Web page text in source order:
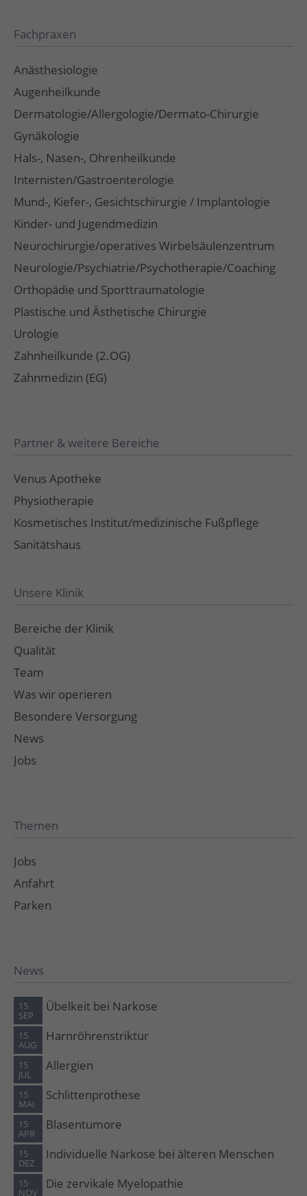
Fachpraxen
Anästhesiologie
Augenheilkunde
Dermatologie/Allergologie/Dermato-Chirurgie
Gynäkologie
Hals-, Nasen-, Ohrenheilkunde
Internisten/Gastroenterologie
Mund-, Kiefer-, Gesichtschirurgie / Implantologie
Kinder- und Jugendmedizin
Neurochirurgie/operatives Wirbelsäulenzentrum
Neurologie/Psychiatrie/Psychotherapie/Coaching
Orthopädie und Sporttraumatologie
Plastische und Ästhetische Chirurgie
Urologie
Zahnheilkunde (2.OG)
Zahnmedizin (EG)
Partner & weitere Bereiche
Venus Apotheke
Physiotherapie
Kosmetisches Institut/medizinische Fußpflege
Sanitätshaus
Unsere Klinik
Bereiche der Klinik
Qualität
Team
Was wir operieren
Besondere Versorgung
News
Jobs
Themen
Jobs
Anfahrt
Parken
News
15
SEP
Übelkeit bei Narkose
15
AUG
Harnröhrenstriktur
15
JUL
Allergien
15
MAI
Schlittenprothese
15
APR
Blasentumore
15
DEZ
Individuelle Narkose bei älteren Menschen
15
NOV
Die zervikale Myelopathie